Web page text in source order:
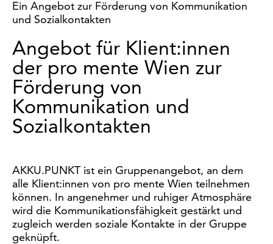
Ein Angebot zur Förderung von Kommunikation
und Sozialkontakten
Angebot für Klient:innen
der pro mente Wien zur
Förderung von
Kommunikation und
Sozialkontakten
AKKU.PUNKT ist ein Gruppenangebot, an dem
alle Klient:innen von pro mente Wien teilnehmen
können. In angenehmer und ruhiger Atmosphäre
wird die Kommunikationsfähigkeit gestärkt und
zugleich werden soziale Kontakte in der Gruppe
geknüpft.